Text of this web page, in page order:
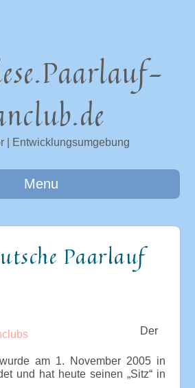
| Entwicklungsumgebung
Menu
Paarlauf
Der
am 1. November 2005 in
und hat heute seinen „Sitz“ in